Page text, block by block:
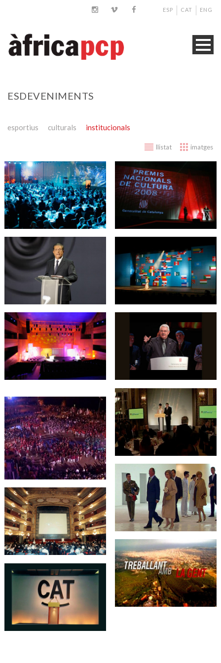
ENG
CAT
ESP
ESDEVENIMENTS
esportius culturals institucionals
llistat imatges
Barcelona World Race
2010-2011: Cenas
Institucionales
Inauguración BWR y Fin
de Año
Premis Nacionals de
Cultura de la
Generalitat de
Catalunya 2008
Acto Institucional de
Clausura de Expo
Zaragoza 2008
Acto Institucional de
Inauguración de Expo
Zaragoza 2008
Premis Nacionals de
Cultura de la
Generalitat de
Catalunya 2006
Premis Nacionals de
Cultura de la
Generalitat de
Catalunya 2005
Acto de presentación y
entrega de becas del
Instituto Ignasi
Vilallonga de Economía
y Empresa de la Euro
región del Arco
Mediterráneo ? EURAM
Acto Institucional de
Clausura Fòrum
Universal de les
Cultures Barcelona
2004
Acto institucional de
inauguración del Fórum
Universal de las
Culturas Barcelona
Congreso Lula 99 /
Metrópolis
Acto 20 años de
Ayuntamientos
democráticos
Conferencias / Cenas
Empresarios
presentación candidato
Autonómicas 99